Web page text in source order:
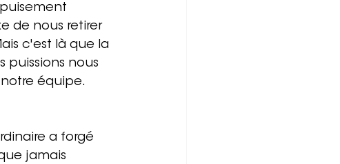
de nous retirer
c'est là que la
puissions nous
équipe.
a forgé
jamais